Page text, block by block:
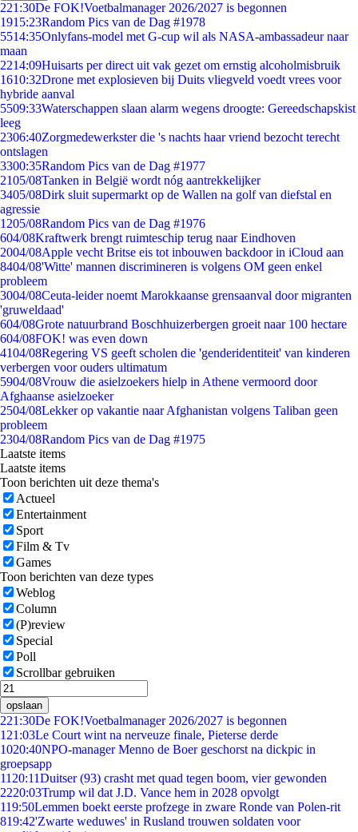
221:30De FOK!Voetbalmanager 2026/2027 is begonnen
1915:23Random Pics van de Dag #1978
5514:35Onlyfans-model met G-cup wil als NASA-ambassadeur naar
maan
2214:09Huisarts per direct uit vak gezet om ernstig alcoholmisbruik
1610:32Drone met explosieven bij Duits vliegveld voedt vrees voor
hybride aanval
5509:33Waterschappen slaan alarm wegens droogte: Gereedschapskist
leeg
2306:40Zorgmedewerkster die 's nachts haar vriend bezocht terecht
ontslagen
3300:35Random Pics van de Dag #1977
2105/08Tanken in België wordt nóg aantrekkelijker
3405/08Dirk sluit supermarkt op de Wallen na golf van diefstal en
agressie
1205/08Random Pics van de Dag #1976
604/08Kraftwerk brengt ruimteschip terug naar Eindhoven
2004/08Apple vecht Britse eis tot inbouwen backdoor in iCloud aan
8404/08'Witte' mannen discrimineren is volgens OM geen enkel
probleem
3004/08Ceuta-leider noemt Marokkaanse grensaanval door migranten
'gruweldaad'
604/08Grote natuurbrand Boschhuizerbergen groeit naar 100 hectare
604/08FOK! was even down
4104/08Regering VS geeft scholen die 'genderidentiteit' van kinderen
verbergen voor ouders ultimatum
5904/08Vrouw die asielzoekers hielp in Athene vermoord door
Afghaanse asielzoeker
2504/08Lekker op vakantie naar Afghanistan volgens Taliban geen
probleem
2304/08Random Pics van de Dag #1975
Laatste items
Laatste items
Toon berichten uit deze thema's
Actueel
Entertainment
Sport
Film & Tv
Games
Toon berichten van deze types
Weblog
Column
(P)review
Special
Poll
Scrollbar gebruiken
opslaan
221:30De FOK!Voetbalmanager 2026/2027 is begonnen
1 21:03Le Court wint na nerveuze finale, Pieterse derde
1020:40NPO-manager Menno de Boer geschorst na dickpic in
groepsapp
11 20:11Duitser (93) crasht met quad tegen boom, vier gewonden
2220:03Trump wil dat J.D. Vance hem in 2028 opvolgt
119:50Lemmen boekt eerste profzege in zware Ronde van Polen-rit
819:42'Zwarte weduwes' in Rusland trouwen soldaten voor